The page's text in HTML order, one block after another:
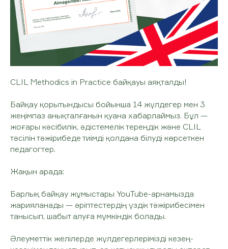
CLIL Methodics in Practice байқауы аяқталды!
Байқау қорытындысы бойынша 14 жүлдегер мен 3
жеңімпаз анықталғанын қуана хабарлаймыз. Бұл —
жоғары кәсібилік, әдістемелік тереңдік және CLIL
тәсілін тәжірибеде тиімді қолдана білуді көрсеткен
педагогтер.
Жақын арада:
Барлық байқау жұмыстары YouTube-арнамызда
жарияланады — әріптестердің үздік тәжірибесімен
танысып, шабыт алуға мүмкіндік болады.
Әлеуметтік желілерде жүлдегерлерімізді кезең-